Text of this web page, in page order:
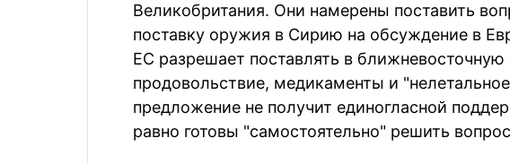
Великобритания. Они намерены поставить
поставку оружия в Сирию на обсуждение в
ЕС разрешает поставлять в ближневосточную
продовольствие, медикаменты и
предложение не получит единогласной
равно готовы "самостоятельно" решить